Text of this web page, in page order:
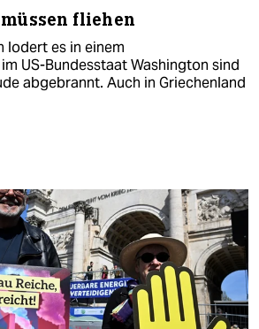
fliehen
lodert es in einem
US-Bundesstaat Washington sind
abgebrannt. Auch in Griechenland